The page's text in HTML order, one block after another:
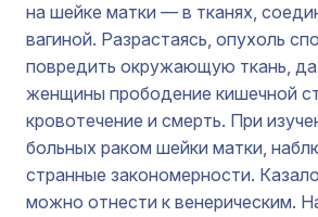
на шейке матки — в тканях,
вагиной. Разрастаясь, опухоль
повредить окружающую ткань,
женщины прободение кишечной
кровотечение и смерть. При
больных раком шейки матки,
странные закономерности.
можно отнести к венерическим.